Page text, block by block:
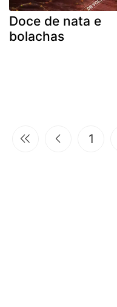
Doce de nata e
bolachas
1